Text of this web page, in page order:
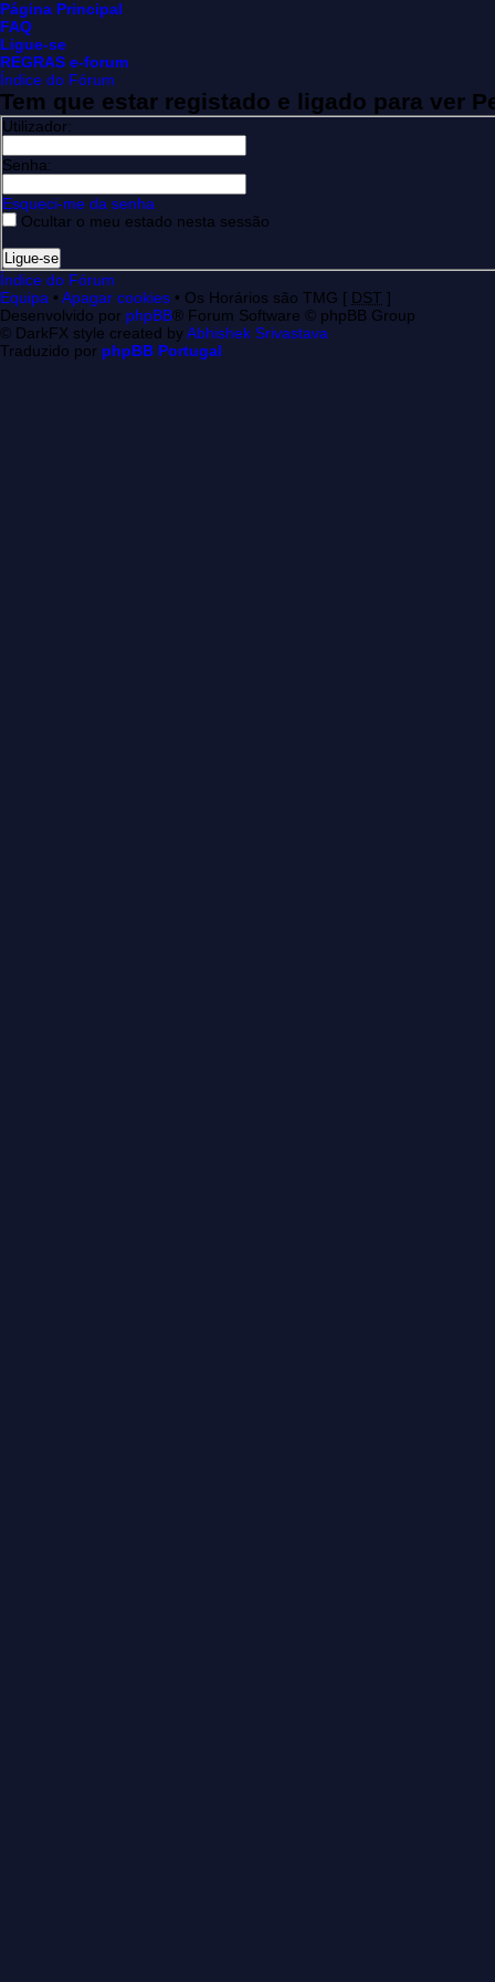
Página Principal
FAQ
Ligue-se
REGRAS e-forum
Índice do Fórum
Tem que estar registado e ligado para ver
Utilizador:
Senha:
Esqueci-me da senha
Ocultar o meu estado nesta sessão
Índice do Fórum
Equipa • Apagar cookies • Os Horários são TMG [ DST ]
Desenvolvido por phpBB® Forum Software © phpBB Group
© DarkFX style created byAbhishek Srivastava
Traduzido por phpBB Portugal